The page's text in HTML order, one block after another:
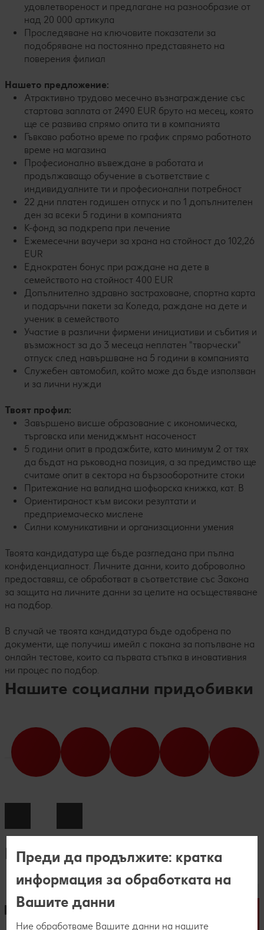
удовлетвореност и предлагане на разнообразие от
над 20 000 артикула
Проследяване на ключовите показатели за
подобряване на постоянно представянето на
поверения филиал
Нашето предложение:
Атрактивно трудово месечно възнаграждение със
стартова заплата от 2490 EUR бруто на месец, която
ще се развива спрямо опита ти в компанията
Гъвкаво работно време по график спрямо работното
време на магазина
Професионално въвеждане в работата и
продължаващо обучение в съответствие с
индивидуалните ти и професионални потребност
22 дни платен годишен отпуск и по 1 допълнителен
ден за всеки 5 години в компанията
К-фонд за подкрепа при лечение
Ежемесечни ваучери за храна на стойност до 102,26
EUR
Еднократен бонус при раждане на дете в
семейството на стойност 400 EUR
Допълнително здравно застраховане, спортна карта
и подаръчни пакети за Коледа, раждане на дете и
ученик в семействотo
Участие в различни фирмени инициативи и събития и
възможност за до 3 месеца неплатен "творчески"
отпуск след навършване на 5 години в компанията
Служебен автомобил, който може да бъде използван
и за лични нужди
Твоят профил:
Завършено висше образование с икономическа,
търговска или мениджмънт насоченост
5 години опит в продажбите, като минимум 2 от тях
да бъдат на ръководна позиция, а за предимство ще
считаме опит в сектора на бързооборотните стоки
Притежание на валидна шофьорска книжка, кат. B
Ориентираност към високи резултати и
предприемаческо мислене
Силни комуникативни и организационни умения
Твоята кандидатура ще бъде разгледана при пълна
конфиденциалност. Личните данни, които доброволно
предоставяш, се обработват в съответствие със Закона
за защита на личните данни за целите на осъществяване
на подбор.
В случай че твоята кандидатура бъде одобрена по
документи, ще получиш имейл с покана за попълване на
онлайн тестове, които са първата стъпка в иновативния
ни процес по подбор.
Нашите социални придобивки
Процес по кандидатстване
Преди да продължите: кратка
информация за обработката на
Вашите данни
Ние обработваме Вашите данни на нашите